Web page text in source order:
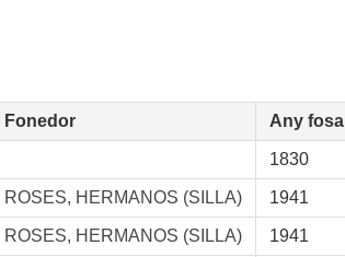
Fonedor Any fosa
1830
ROSES, HERMANOS (SILLA) 1941
ROSES, HERMANOS (SILLA) 1941